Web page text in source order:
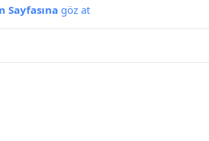
Sayfasına göz at